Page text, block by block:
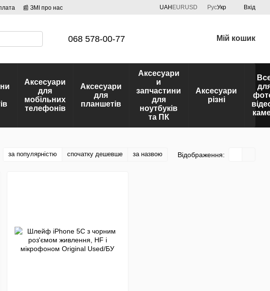
📰 ЗМІ про нас
UAH EURUSD РусУкр Вхід
068 578-00-77 Мій кошик
Аксесуари
для
мобільних
телефонів
Аксесуари
для
планшетів
Аксесуари
и
запчастини
для
ноутбуків
та ПК
Аксесуари
різні
за популярністю спочатку дешевше за назвою Відображення: